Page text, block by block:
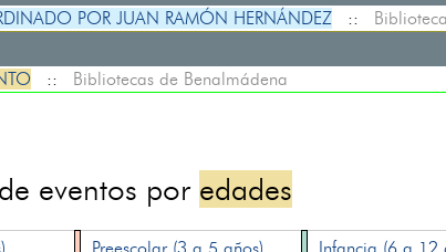
POR JUAN RAMÓN HERNÁNDEZ::
:: Bibliotecas de Benalmádena
eventos por edades